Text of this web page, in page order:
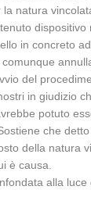
natura
dispositivo
in concreto
del
in giudizio
potuto
che
della natura
è causa.
alla